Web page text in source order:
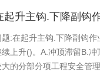
题:在起升主钩.下降副钩
续上升()。A.冲顶滞留B.
大的分部分项工程安全管